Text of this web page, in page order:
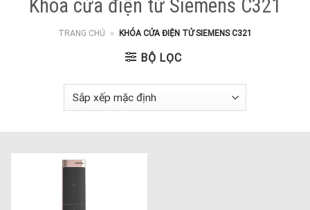
Khóa cửa điện tử Siemens C321
TRANG CHỦ » KHÓA CỬA ĐIỆN TỬ SIEMENS C321
BỘ LỌC